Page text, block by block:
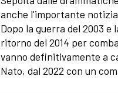
anche l'importante
Dopo la guerra del 2003 e
ritorno del 2014 per
vanno definitivamente a
Nato, dal 2022 con un